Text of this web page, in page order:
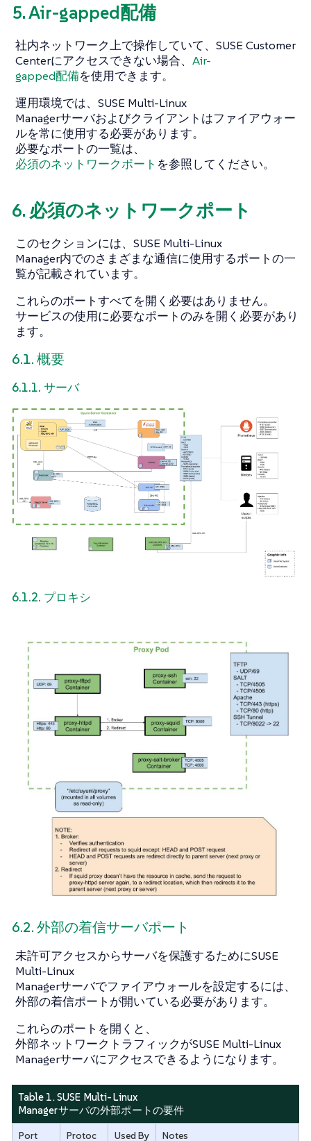
5. Air-gapped配備
社内ネットワーク上で操作していて、SUSE Customer
Centerにアクセスできない場合、 Air-
gapped配備を使用できます。
運用環境では、SUSE Multi-Linux
Managerサーバおよびクライアントはファイアウォー
ルを常に使用する必要があります。
必要なポートの一覧は、
必須のネットワークポート を参照してください。
6. 必須のネットワークポート
このセクションには、SUSE Multi-Linux
Manager内でのさまざまな通信に使用するポートの一
覧が記載されています。
これらのポートすべてを開く必要はありません。
サービスの使用に必要なポートのみを開く必要があり
ます。
6.1. 概要
6.1.1. サーバ
6.1.2. プロキシ
6.2. 外部の着信サーバポート
未許可アクセスからサーバを保護するためにSUSE
Multi-Linux
Managerサーバでファイアウォールを設定するには、
外部の着信ポートが開いている必要があります。
これらのポートを開くと、
外部ネットワークトラフィックがSUSE Multi-Linux
Managerサーバにアクセスできるようになります。
Table 1. SUSE Multi-Linux
Managerサーバの外部ポートの要件
Port Protoc Used By Notes